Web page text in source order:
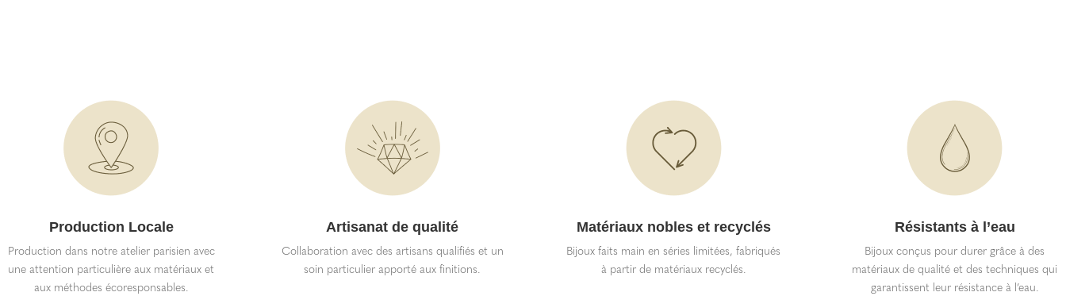
Production Locale
Production dans notre atelier parisien avec
une attention particulière aux matériaux et
aux méthodes écoresponsables.
Artisanat de qualité
Collaboration avec des artisans qualifiés et un
soin particulier apporté aux finitions.
Matériaux nobles et recyclés
Bijoux faits main en séries limitées, fabriqués
à partir de matériaux recyclés.
Résistants à l’eau
Bijoux conçus pour durer grâce à des
matériaux de qualité et des techniques qui
garantissent leur résistance à l’eau.